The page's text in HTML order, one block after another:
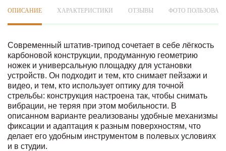
ОПИСАНИЕ ХАРАКТЕРИСТИКИ ОТЗЫВЫ ФОТО
Современный штатив-трипод сочетает в себе лёгкость
карбоновой конструкции, продуманную геометрию
ножек и универсальную площадку для установки
устройств. Он подходит и тем, кто снимает пейзажи и
видео, и тем, кто использует оптику для точной
стрельбы: конструкция настроена так, чтобы снимать
вибрации, не теряя при этом мобильности. В
описанном варианте реализованы удобные механизмы
фиксации и адаптация к разным поверхностям, что
делает его удобным инструментом в полевых условиях
и в студии.